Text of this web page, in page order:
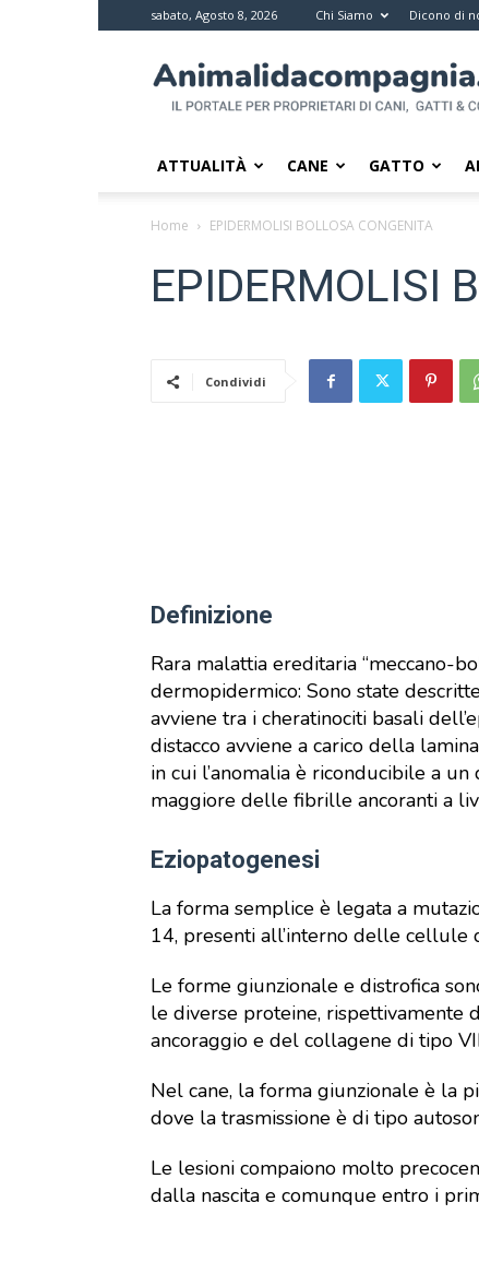
sabato, Agosto 8, 2026 Chi Siamo Dicono di
da
compagnia
Il
i
proprietari
di
ATTUALITÀ CANE GATTO
Home EPIDERMOLISI BOLLOSA CONGENITA
EPIDERMOLISI
Condividi
Definizione
Rara malattia ereditaria “meccano-
dermopidermico: Sono state
avviene tra i cheratinociti basali
distacco avviene a carico della
in cui l’anomalia è riconducibile a
maggiore delle fibrille ancoranti a
Eziopatogenesi
La forma semplice è legata a
14, presenti all’interno delle cellule
Le forme giunzionale e distrofica
le diverse proteine, rispettivamente
ancoraggio e del collagene di tipo
Nel cane, la forma giunzionale è la
dove la trasmissione è di tipo
Le lesioni compaiono molto
dalla nascita e comunque entro i